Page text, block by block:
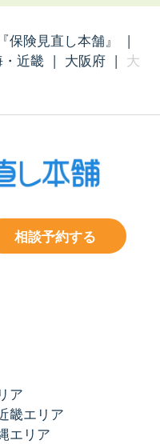
険見直し本舗』
|
近畿 | 大阪府 | 大
相談予約する
ア
畿エリア
エリア